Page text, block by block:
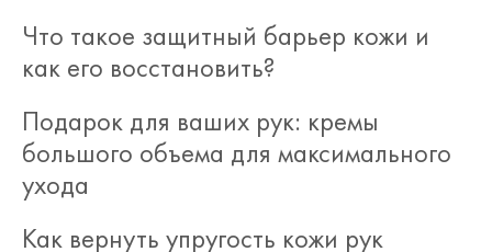
Что такое защитный барьер кожи и
как его восстановить?
Подарок для ваших рук: кремы
большого объема для максимального
ухода
Как вернуть упругость кожи рук